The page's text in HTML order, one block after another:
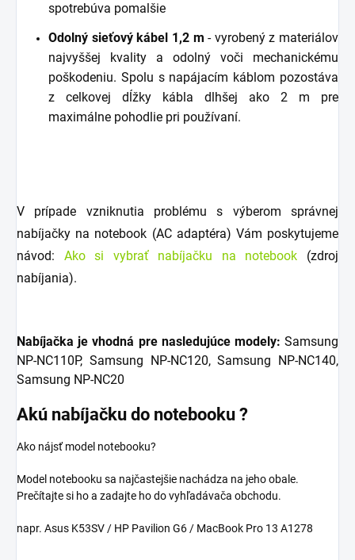
spotrebúva pomalšie
Odolný sieťový kábel 1,2 m - vyrobený z materiálov
najvyššej kvality a odolný voči mechanickému
poškodeniu. Spolu s napájacím káblom pozostáva
z celkovej dĺžky kábla dlhšej ako 2 m pre
maximálne pohodlie pri používaní.
V prípade vzniknutia problému s výberom správnej
nabíjačky na notebook (AC adaptéra) Vám poskytujeme
návod: Ako si vybrať nabíjačku na notebook (zdroj
nabíjania).
Nabíjačka je vhodná pre nasledujúce modely: Samsung
NP-NC110P, Samsung NP-NC120, Samsung NP-NC140,
Samsung NP-NC20
Akú nabíjačku do notebooku ?
Ako nájsť model notebooku?
Model notebooku sa najčastejšie nachádza na jeho obale.
Prečítajte si ho a zadajte ho do vyhľadávača obchodu.
napr. Asus K53SV / HP Pavilion G6 / MacBook Pro 13 A1278